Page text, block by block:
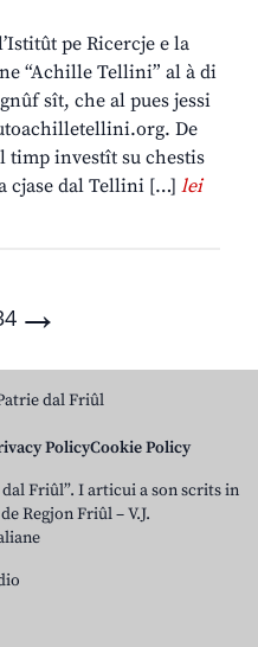
pe Ricercje e la
“Achille Tellini” al à di
sît, che al pues jessi
De
timp investît su chestis
cjase dal Tellini […] lei
4 →
dal Friûl
PolicyCookie Policy
Friûl”. I articui a son scrits in
Regjon Friûl – V.J.